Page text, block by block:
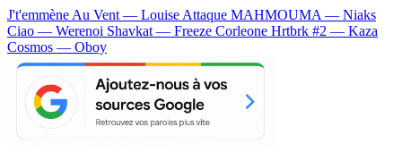
J't'emmène Au Vent — Louise Attaque MAHMOUMA — Niaks
Ciao — Werenoi Shavkat — Freeze Corleone Hrtbrk #2 — Kaza
Cosmos — Oboy